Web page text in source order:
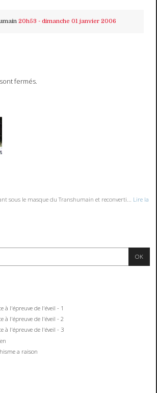
20h53 - dimanche 01 janvier 2006
fermés.
sous le masque du Transhumain et reconverti...
Lire la
à l'épreuve de l'éveil - 1
à l'épreuve de l'éveil - 2
à l'épreuve de l'éveil - 3
a raison